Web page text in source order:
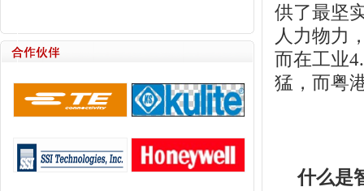
供了最坚
人力物力
而在工业
猛，而粤
什么是